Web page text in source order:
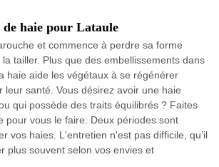
haie pour Lataule
et commence à perdre sa forme
tailler. Plus que des embellissements dans
haie aide les végétaux à se régénérer
leur santé. Vous désirez avoir une haie
qui possède des traits équilibrés ? Faites
pour vous le faire. Deux périodes sont
vos haies. L'entretien n'est pas difficile, qu’il
plus souvent selon vos envies et